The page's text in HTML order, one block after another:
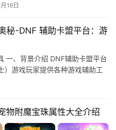
16日
秘-DNF 辅助卡盟平台：游
一、背景介绍 DNF辅助卡盟平台
）游戏玩家提供各种游戏辅助工
物附魔宝珠属性大全介绍